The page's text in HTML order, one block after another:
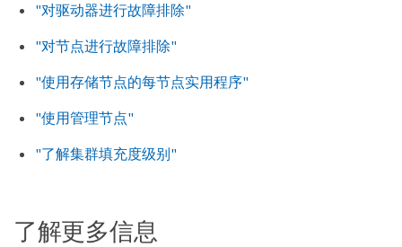
"对驱动器进行故障排除"
"对节点进行故障排除"
"使用存储节点的每节点实用程序"
"使用管理节点"
"了解集群填充度级别"
了解更多信息